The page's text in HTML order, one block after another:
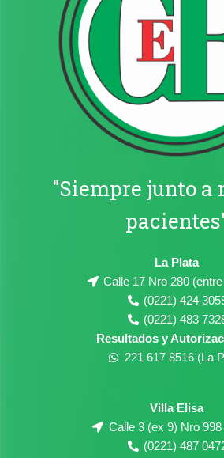
"Siempre junto a
La Plata
Calle 17 Nro 280
(0221) 424
(0221) 483
Resultados y
221 617 8516 (La
Villa Elisa
Calle 3 (ex 9) Nro
(0221) 487